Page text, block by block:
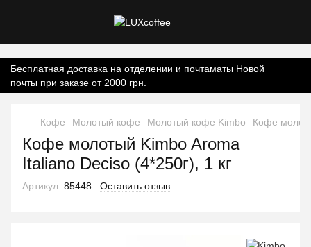
Бесплатная доставка на отделении и почтаматы Новой
почты при заказе от 2000 грн.
Кофе Молотый кофе Молотый кофе Kimbo Кофе
Кофе молотый Kimbo Aroma
Italiano Deciso (4*250г), 1 кг
Артикул: 85448 Оставить отзыв